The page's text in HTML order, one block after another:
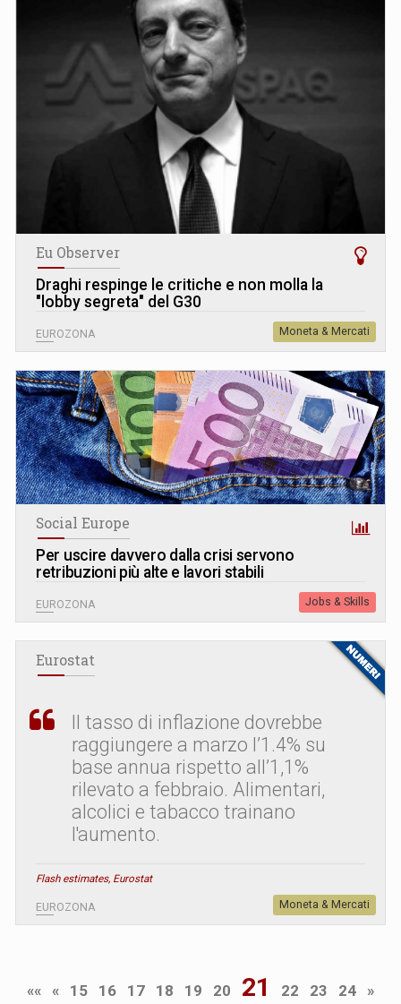
Eu Observer
Draghi respinge le critiche e non molla la
"lobby segreta" del G30
EUROZONA Moneta & Mercati
Social Europe
Per uscire davvero dalla crisi servono
retribuzioni più alte e lavori stabili
EUROZONA Jobs & Skills
Eurostat
Il tasso di inflazione dovrebbe
raggiungere a marzo l’1.4% su
base annua rispetto all’1,1%
rilevato a febbraio. Alimentari,
alcolici e tabacco trainano
l'aumento.
Flash estimates, Eurostat
EUROZONA Moneta & Mercati
«« « 15 16 17 18 19 20 21 22 23 24 »